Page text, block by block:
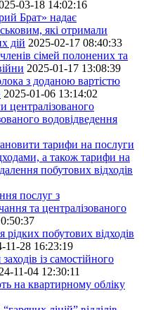
03-18 14:02:16
Брат» надає
які отримали
дій 2025-02-17 08:40:33
сімей полонених та
2025-01-17 13:08:39
з доданою вартістю
2025-01-06 13:14:02
централізованого
водовідведення
тарифи на послуги
а також тарифи на
побутових відходів
послуг з
та централізованого
рідких побутових відходів
11-28 16:23:19
із самостійного
11-04 12:30:11
на квартирному обліку